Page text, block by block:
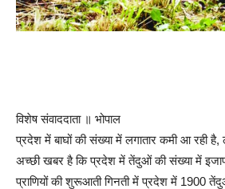
विशेष संवाददाता ॥ भोपाल
प्रदेश में बाघों की संख्या में लगातार कमी आ रही
अच्छी खबर है कि प्रदेश में तेंदुओं की संख्या में
प्राणियों की शुरूआती गिनती में प्रदेश में 1900